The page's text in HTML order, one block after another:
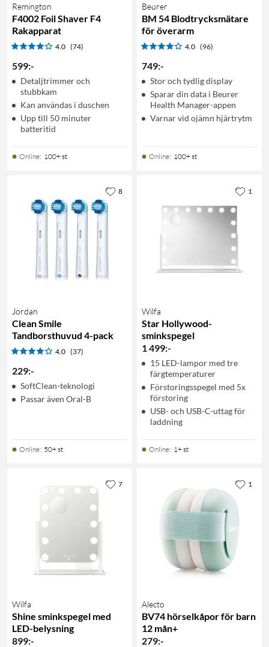
Remington
F4002 Foil Shaver F4
Rakapparat
4.0 (74)
599:-
Detaljtrimmer och
stubbkam
Kan användas i duschen
Upp till 50 minuter
batteritid
Online: 100+ st
Beurer
BM 54 Blodtrycksmätare
för överarm
4.0 (96)
749:-
Stor och tydlig display
Sparar din data i Beurer
Health Manager-appen
Varnar vid ojämn hjärtrytm
Online: 100+ st
Jordan
Clean Smile
Tandborsthuvud 4-pack
4.0 (37)
229:-
SoftClean-teknologi
Passar även Oral-B
Online: 50+ st
8
Wilfa
Star Hollywood-
sminkspegel
1 499:-
15 LED-lampor med tre
färgtemperaturer
Förstoringsspegel med 5x
förstoring
USB- och USB-C-uttag för
laddning
Online: 1+ st
1
Wilfa
Shine sminkspegel med
LED-belysning
899:-
7
Alecto
BV74 hörselkåpor för barn
12 mån+
279:-
1